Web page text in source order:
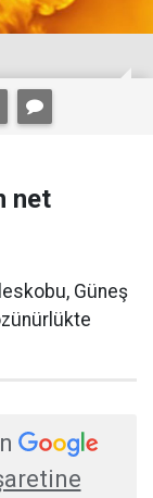
net
Güneş